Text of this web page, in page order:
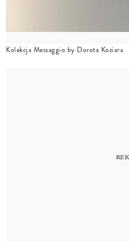
Kolekcja Messaggio by Dorota Koziara